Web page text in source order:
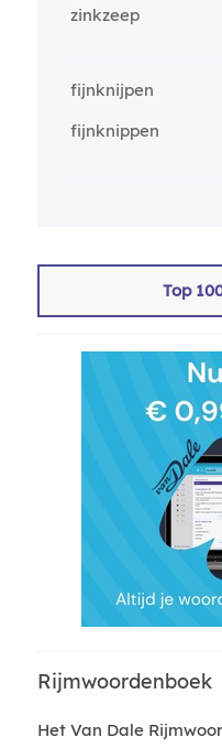
zinkzeep
fijnknijpen
fijnknippen
Top
Rijmwoordenboek
Het Van Dale